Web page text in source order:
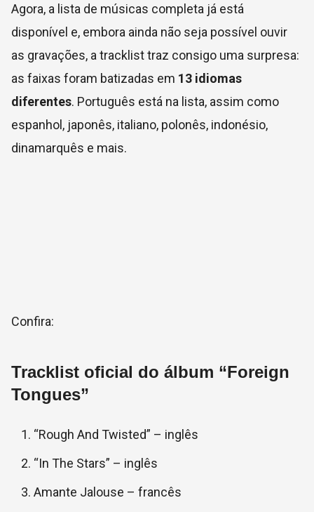
Agora, a lista de músicas completa já está
disponível e, embora ainda não seja possível ouvir
as gravações, a tracklist traz consigo uma surpresa:
as faixas foram batizadas em 13 idiomas
diferentes. Português está na lista, assim como
espanhol, japonês, italiano, polonês, indonésio,
dinamarquês e mais.
Confira:
Tracklist oficial do álbum “Foreign
Tongues”
“Rough And Twisted” – inglês
“In The Stars” – inglês
Amante Jalouse – francês